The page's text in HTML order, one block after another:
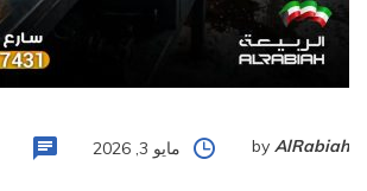
by AlRabiah مايو 3, 2026